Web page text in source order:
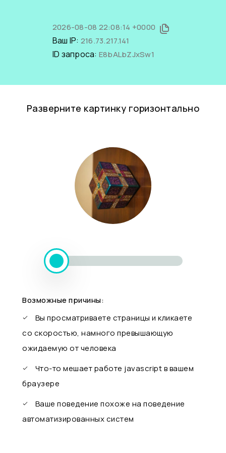
2026-08-08 22:08:14 +0000
Ваш IP: 216.73.217.141
ID запроса: E8bALbZJxSw1
Разверните картинку горизонтально
Возможные причины:
Вы просматриваете страницы и кликаете
со скоростью, намного превышающую
ожидаемую от человека
Что-то мешает работе javascript в вашем
браузере
Ваше поведение похоже на поведение
автоматизированных систем